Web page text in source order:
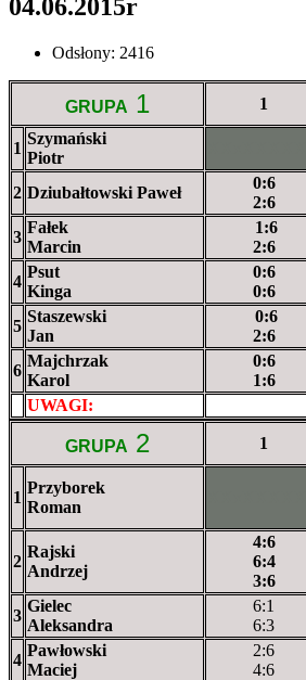
04.06.2015r
Odsłony: 2416
GRUPA 1 1
1
Szymański
Piotr
2 Dziubałtowski Paweł
0:6
2:6
3
Fałek
Marcin
1:6
2:6
4
Psut
Kinga
0:6
0:6
5
Staszewski
Jan
0:6
2:6
6
Majchrzak
Karol
0:6
1:6
UWAGI:
GRUPA 2 1
1
Przyborek
Roman
2
Rajski
Andrzej
4:6
6:4
3:6
3
Gielec
Aleksandra
6:1
6:3
4
Pawłowski
Maciej
2:6
4:6